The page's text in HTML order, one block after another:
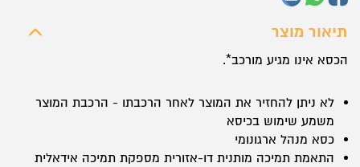
Samurai
KL-
3.04
מרופד
ונח
-
תיאור מוצר
הכסא אינו מגיע מורכב*.
לא ניתן להחזיר את המוצר לאחר הרכבתו - הרכבת המוצר
משמע שימוש בכיסא
כסא מנהל ארגונומי
התאמת תמיכה מותנית דו-אזורית מספקת תמיכה אידאלית